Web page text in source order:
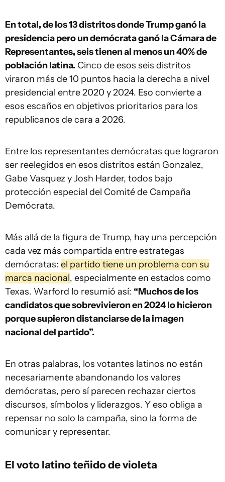
En total, de los 13 distritos donde Trump ganó la
presidencia pero un demócrata ganó la Cámara de
Representantes, seis tienen al menos un 40% de
población latina. Cinco de esos seis distritos
viraron más de 10 puntos hacia la derecha a nivel
presidencial entre 2020 y 2024. Eso convierte a
esos escaños en objetivos prioritarios para los
republicanos de cara a 2026.
Entre los representantes demócratas que lograron
ser reelegidos en esos distritos están Gonzalez,
Gabe Vasquez y Josh Harder, todos bajo
protección especial del Comité de Campaña
Demócrata.
Más allá de la figura de Trump, hay una percepción
cada vez más compartida entre estrategas
demócratas: el partido tiene un problema con su
marca nacional, especialmente en estados como
Texas. Warford lo resumió así: “Muchos de los
candidatos que sobrevivieron en 2024 lo hicieron
porque supieron distanciarse de la imagen
nacional del partido”.
En otras palabras, los votantes latinos no están
necesariamente abandonando los valores
demócratas, pero sí parecen rechazar ciertos
discursos, símbolos y liderazgos. Y eso obliga a
repensar no solo la campaña, sino la forma de
comunicar y representar.
El voto latino teñido de violeta